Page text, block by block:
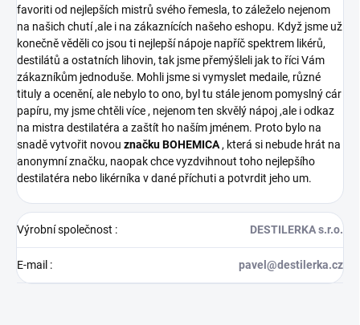
favoriti od nejlepších mistrů svého řemesla, to záleželo nejenom
na našich chutí ,ale i na zákaznících našeho eshopu. Když jsme už
konečně věděli co jsou ti nejlepší nápoje napříč spektrem likérů,
destilátů a ostatních lihovin, tak jsme přemýšleli jak to říci Vám
zákazníkům jednoduše. Mohli jsme si vymyslet medaile, různé
tituly a ocenění, ale nebylo to ono, byl tu stále jenom pomyslný cár
papíru, my jsme chtěli více , nejenom ten skvělý nápoj ,ale i odkaz
na mistra destilatéra a zaštít ho naším jménem. Proto bylo na
snadě vytvořit novou značku BOHEMICA , která si nebude hrát na
anonymní značku, naopak chce vyzdvihnout toho nejlepšího
destilatéra nebo likérníka v dané příchuti a potvrdit jeho um.
Výrobní společnost : DESTILERKA s.r.o.
E-mail : pavel@destilerka.cz